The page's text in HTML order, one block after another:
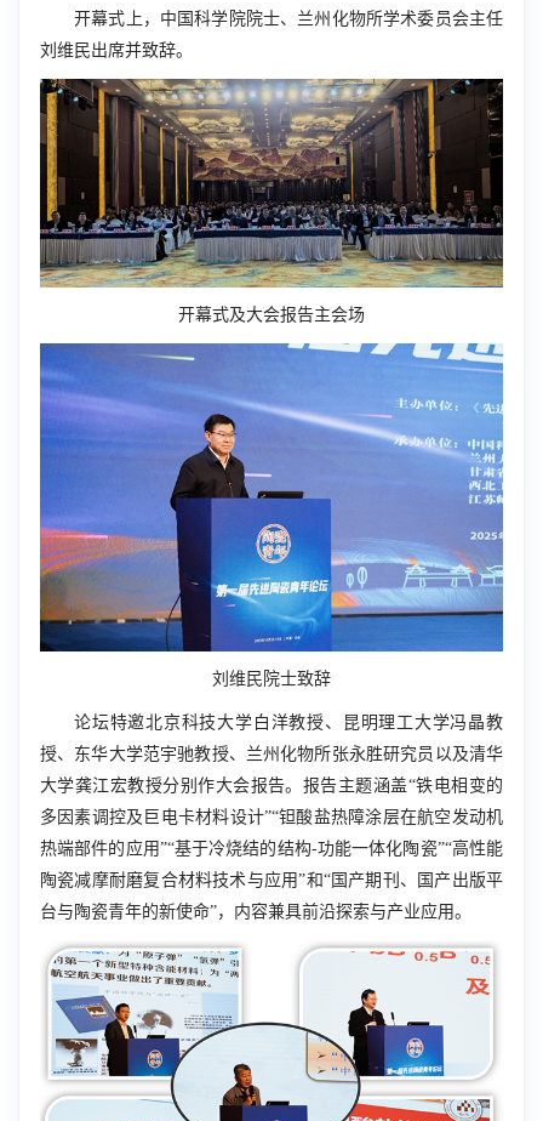
开幕式上，中国科学院院士、 兰州化物所学术委员会主任
刘维民出席并致辞。
开幕式及大会报告主会场
刘维民院士致辞
论坛特邀北京科技大学白洋教授、昆明理工大学冯晶教
授、东华大学范宇驰教授、兰州化物所张永胜研究员以及清华
大学龚江宏教授分别作大会报告。报告主题涵盖“铁电相变的
多因素调控及巨电卡材料设计”“钽酸盐热障涂层在航空发动机
热端部件的应用”“基于冷烧结的结构-功能一体化陶瓷”“高性能
陶瓷减摩耐磨复合材料技术与应用”和“国产期刊、国产出版平
台与陶瓷青年的新使命”，内容兼具前沿探索与产业应用。